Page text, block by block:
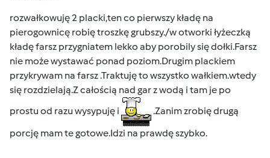
rozwałkowuję 2 placki,ten co pierwszy kładę na
pierogownicę robię troszkę grubszy./w otworki łyżeczką
kładę farsz przygniatem lekko aby porobily się dołki.Farsz
nie może wystawać ponad poziom.Drugim plackiem
przykrywam na farsz .Traktuję to wszystko wałkiem.wtedy
się rozdzielają.Z całością nad gar z wodą i tam je po
prostu od razu wysypuję i
.Zanim zrobię drugą
porcję mam te gotowe.Idzi na prawdę szybko.